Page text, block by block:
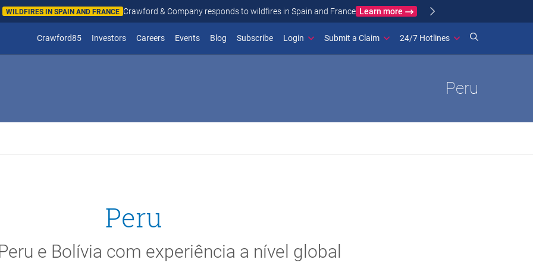
FRANCE Crawford & Company responds to wildfires in Spain and France Learn more
Crawford85 Investors(opens in new window)
Careers Events Blog Subscribe(opens in new window)
Login Submit a Claim 24/7 Hotlines
Peru
Peru
e Bolívia com experiência a nível global